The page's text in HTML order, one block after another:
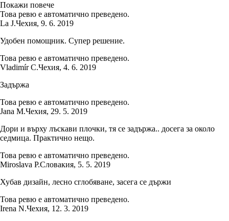
Покажи повече
Това ревю е автоматично преведено.
La J.Чехия, 9. 6. 2019
Удобен помощник. Супер решение.
Това ревю е автоматично преведено.
Vladimír C.Чехия, 4. 6. 2019
Задържа
Това ревю е автоматично преведено.
Jana M.Чехия, 29. 5. 2019
Дори и върху лъскави плочки, тя се задържа.. досега за около
седмица. Практично нещо.
Това ревю е автоматично преведено.
Miroslava P.Словакия, 5. 5. 2019
Хубав дизайн, лесно сглобяване, засега се държи
Това ревю е автоматично преведено.
Irena N.Чехия, 12. 3. 2019